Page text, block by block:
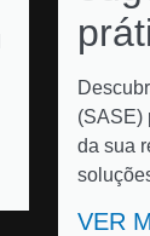
(SASE)
da sua
VER